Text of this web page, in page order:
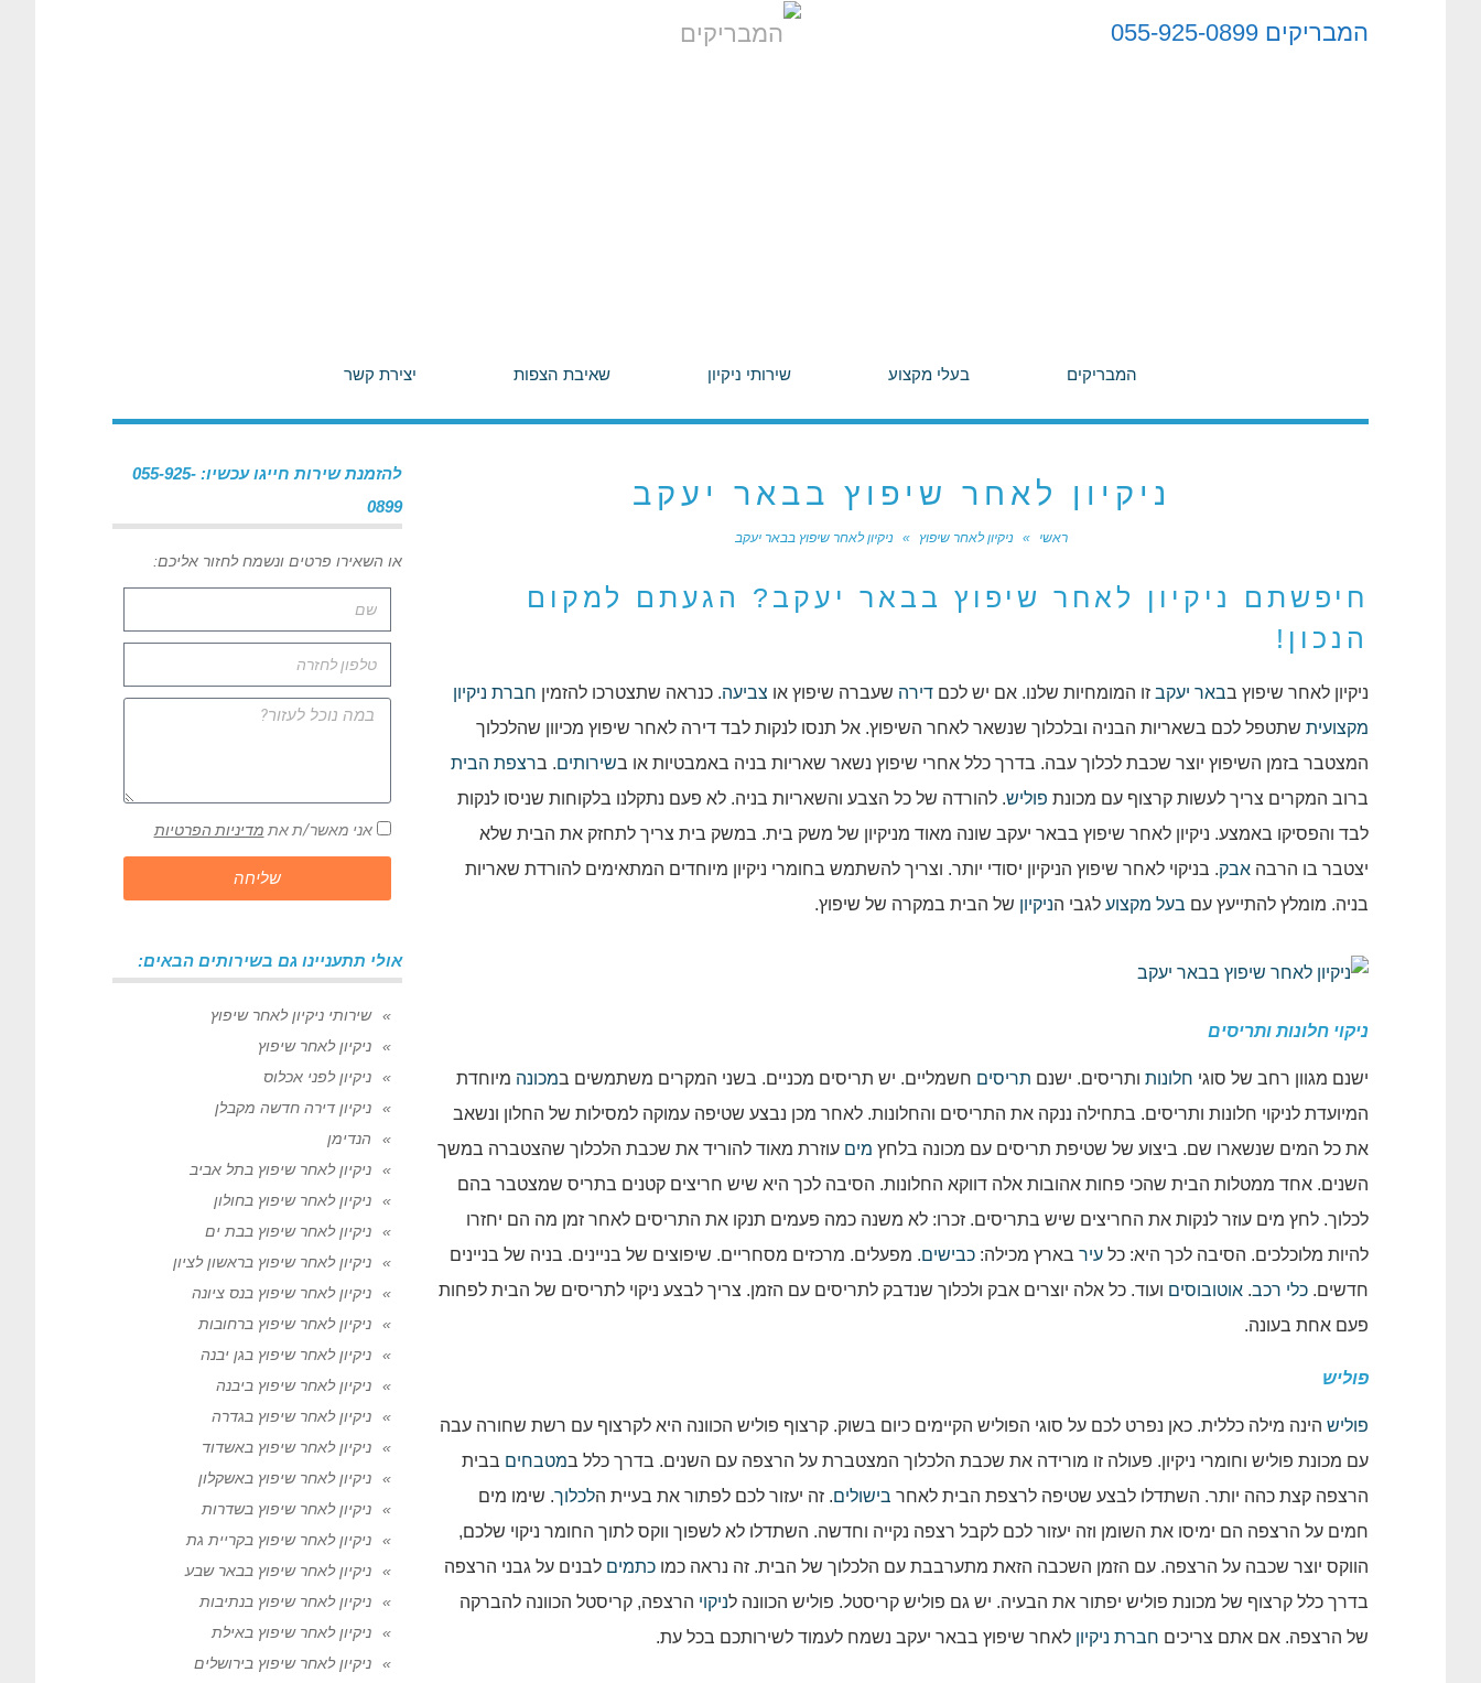
המבריקים 055-925-0899
המבריקים בעלי מקצוע שירותי ניקיון שאיבת הצפות יצירת קשר
ניקיון לאחר שיפוץ בבאר יעקב
ראשי » ניקיון לאחר שיפוץ » ניקיון לאחר שיפוץ בבאר יעקב
חיפשתם ניקיון לאחר שיפוץ בבאר יעקב? הגעתם למקום
הנכון!
ניקיון לאחר שיפוץ בבאר יעקב זו המומחיות שלנו. אם יש לכם דירה שעברה שיפוץ או צביעה. כנראה שתצטרכו להזמין חברת ניקיון
מקצועית שתטפל לכם בשאריות הבניה ובלכלוך שנשאר לאחר השיפוץ. אל תנסו לנקות לבד דירה לאחר שיפוץ מכיוון שהלכלוך
המצטבר בזמן השיפוץ יוצר שכבת לכלוך עבה. בדרך כלל אחרי שיפוץ נשאר שאריות בניה באמבטיות או בשירותים. ברצפת הבית
ברוב המקרים צריך לעשות קרצוף עם מכונת פוליש. להורדה של כל הצבע והשאריות בניה. לא פעם נתקלנו בלקוחות שניסו לנקות
לבד והפסיקו באמצע. ניקיון לאחר שיפוץ בבאר יעקב שונה מאוד מניקיון של משק בית. במשק בית צריך לתחזק את הבית שלא
יצטבר בו הרבה אבק. בניקוי לאחר שיפוץ הניקיון יסודי יותר. וצריך להשתמש בחומרי ניקיון מיוחדים המתאימים להורדת שאריות
בניה. מומלץ להתייעץ עם בעל מקצוע לגבי הניקיון של הבית במקרה של שיפוץ.
ניקוי חלונות ותריסים
ישנם מגוון רחב של סוגי חלונות ותריסים. ישנם תריסים חשמליים. יש תריסים מכניים. בשני המקרים משתמשים במכונה מיוחדת
המיועדת לניקוי חלונות ותריסים. בתחילה ננקה את התריסים והחלונות. לאחר מכן נבצע שטיפה עמוקה למסילות של החלון ונשאב
את כל המים שנשארו שם. ביצוע של שטיפת תריסים עם מכונה בלחץ מים עוזרת מאוד להוריד את שכבת הלכלוך שהצטברה במשך
השנים. אחד ממטלות הבית שהכי פחות אהובות אלה דווקא החלונות. הסיבה לכך היא שיש חריצים קטנים בתריס שמצטבר בהם
לכלוך. לחץ מים עוזר לנקות את החריצים שיש בתריסים. זכרו: לא משנה כמה פעמים תנקו את התריסים לאחר זמן מה הם יחזרו
להיות מלוכלכים. הסיבה לכך היא: כל עיר בארץ מכילה: כבישים. מפעלים. מרכזים מסחריים. שיפוצים של בניינים. בניה של בניינים
חדשים. כלי רכב. אוטובוסים ועוד. כל אלה יוצרים אבק ולכלוך שנדבק לתריסים עם הזמן. צריך לבצע ניקוי לתריסים של הבית לפחות
פעם אחת בעונה.
פוליש
פוליש הינה מילה כללית. כאן נפרט לכם על סוגי הפוליש הקיימים כיום בשוק. קרצוף פוליש הכוונה היא לקרצוף עם רשת שחורה עבה
עם מכונת פוליש וחומרי ניקיון. פעולה זו מורידה את שכבת הלכלוך המצטברת על הרצפה עם השנים. בדרך כלל במטבחים בבית
הרצפה קצת כהה יותר. השתדלו לבצע שטיפה לרצפת הבית לאחר בישולים. זה יעזור לכם לפתור את בעיית הלכלוך. שימו מים
חמים על הרצפה הם ימיסו את השומן וזה יעזור לכם לקבל רצפה נקייה וחדשה. השתדלו לא לשפוך ווקס לתוך החומר ניקוי שלכם,
הווקס יוצר שכבה על הרצפה. עם הזמן השכבה הזאת מתערבבת עם הלכלוך של הבית. זה נראה כמו כתמים לבנים על גבני הרצפה
בדרך כלל קרצוף של מכונת פוליש יפתור את הבעיה. יש גם פוליש קריסטל. פוליש הכוונה לניקוי הרצפה, קריסטל הכוונה להברקה
של הרצפה. אם אתם צריכים חברת ניקיון לאחר שיפוץ בבאר יעקב נשמח לעמוד לשירותכם בכל עת.
להזמנת שירות חייגו עכשיו: 055-925-
0899
או השאירו פרטים ונשמח לחזור אליכם:
אני מאשר/ת את מדיניות הפרטיות
שליחה
אולי תתעניינו גם בשירותים הבאים:
שירותי ניקיון לאחר שיפוץ
ניקיון לאחר שיפוץ
ניקיון לפני אכלוס
ניקיון דירה חדשה מקבלן
הנדימן
ניקיון לאחר שיפוץ בתל אביב
ניקיון לאחר שיפוץ בחולון
ניקיון לאחר שיפוץ בבת ים
ניקיון לאחר שיפוץ בראשון לציון
ניקיון לאחר שיפוץ בנס ציונה
ניקיון לאחר שיפוץ ברחובות
ניקיון לאחר שיפוץ בגן יבנה
ניקיון לאחר שיפוץ ביבנה
ניקיון לאחר שיפוץ בגדרה
ניקיון לאחר שיפוץ באשדוד
ניקיון לאחר שיפוץ באשקלון
ניקיון לאחר שיפוץ בשדרות
ניקיון לאחר שיפוץ בקריית גת
ניקיון לאחר שיפוץ בבאר שבע
ניקיון לאחר שיפוץ בנתיבות
ניקיון לאחר שיפוץ באילת
ניקיון לאחר שיפוץ בירושלים